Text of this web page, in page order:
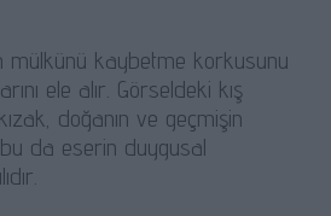
mülkünü kaybetme korkusunu
ele alır. Görseldeki kış
doğanın ve geçmişin
bu da eserin duygusal